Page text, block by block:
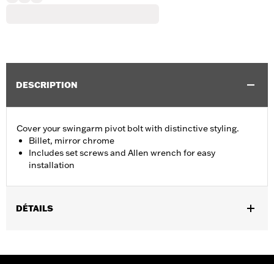
DESCRIPTION
Cover your swingarm pivot bolt with distinctive styling.
Billet, mirror chrome
Includes set screws and Allen wrench for easy
installation
DÉTAILS